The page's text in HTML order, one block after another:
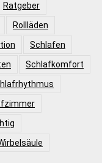
Ratgeber
Rollläden
Schlafen
Schlafkomfort